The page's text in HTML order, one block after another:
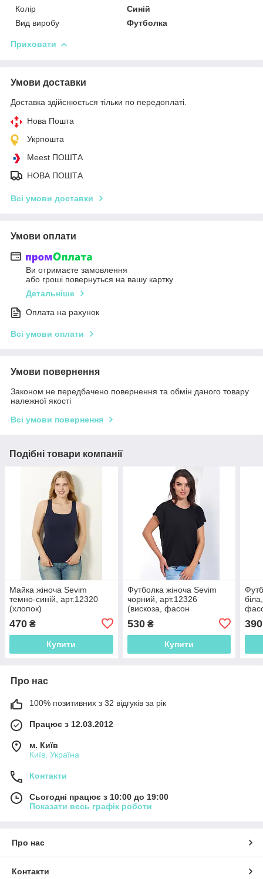
Колір
Синій
Вид виробу
Футболка
Приховати
Умови доставки
Доставка здійснюється тільки по передоплаті.
Нова Пошта
Укрпошта
Meest ПОШТА
НОВА ПОШТА
Всі умови доставки
Умови оплати
Ви отримаєте замовлення
або гроші повернуться на вашу картку
Детальніше
Оплата на рахунок
Всі умови оплати
Умови повернення
Законом не передбачено повернення та обмін даного товару
належної якості
Всі умови повернення
Подібні товари компанії
Майка жіноча Sevim
темно-синій, арт.12320
(хлопок)
470 ₴
Купити
Футболка жіноча Sevim
чорний, арт.12326
(вискоза, фасон
530₴
Купити
390
Про нас
100% позитивних з 32 відгуків за рік
Працює з 12.03.2012
м. Київ
Київ, Україна
Контакти
Сьогодні працює з 10:00 до 19:00
Показати весь графік роботи
Про нас
Контакти